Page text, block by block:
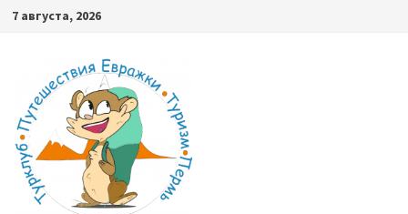
Перейти
содержимому
7 августа, 2026